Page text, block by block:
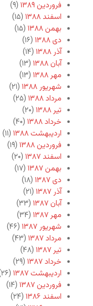
فروردین ۱۳۸۹
(۹)
اسفند ۱۳۸۸
(۱۵)
بهمن ۱۳۸۸
(۱۵)
دی ۱۳۸۸
(۱۶)
آذر ۱۳۸۸
(۱۴)
آبان ۱۳۸۸
(۱۳)
مهر ۱۳۸۸
(۱۳)
شهریور ۱۳۸۸
(۲۱)
مرداد ۱۳۸۸
(۲۵)
تیر ۱۳۸۸
(۲۰)
خرداد ۱۳۸۸
(۴۰)
اردیبهشت ۱۳۸۸
(۱۱)
فروردین ۱۳۸۸
(۱۹)
اسفند ۱۳۸۷
(۲۰)
بهمن ۱۳۸۷
(۱۷)
دی ۱۳۸۷
(۱۸)
آذر ۱۳۸۷
(۲۱)
آبان ۱۳۸۷
(۳۳)
مهر ۱۳۸۷
(۳۴)
شهریور ۱۳۸۷
(۴۶)
مرداد ۱۳۸۷
(۴۳)
تیر ۱۳۸۷
(۴۸)
خرداد ۱۳۸۷
(۲۹)
اردیبهشت ۱۳۸۷
(۲۶)
فروردین ۱۳۸۷
(۱۴)
اسفند ۱۳۸۶
(۲۴)